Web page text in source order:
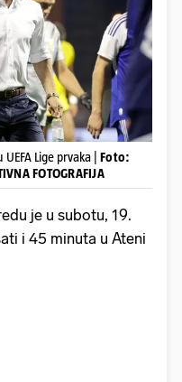
Lige prvaka | Foto:
FOTOGRAFIJA
je u subotu, 19.
i 45 minuta u Ateni